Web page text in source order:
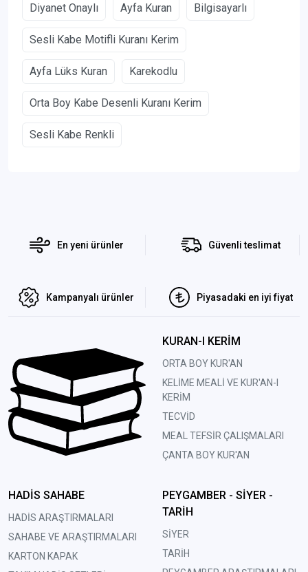
Diyanet Onaylı Ayfa Kuran Bilgisayarlı
Sesli Kabe Motifli Kuranı Kerim
Ayfa Lüks Kuran Karekodlu
Orta Boy Kabe Desenli Kuranı Kerim
Sesli Kabe Renkli
En yeni ürünler Güvenli teslimat
Kampanyalı ürünler Piyasadaki en iyi fiyat
KURAN-I KERİM
ORTA BOY KUR'AN
KELİME MEALİ VE KUR'AN-I
KERİM
TECVİD
MEAL TEFSİR ÇALIŞMALARI
ÇANTA BOY KUR'AN
HADİS SAHABE
HADİS ARAŞTIRMALARI
SAHABE VE ARAŞTIRMALARI
KARTON KAPAK
PEYGAMBER - SİYER -
TARİH
SİYER
TARİH